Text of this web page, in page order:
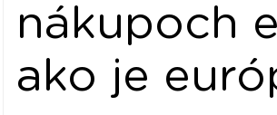
nákupoch
ako je